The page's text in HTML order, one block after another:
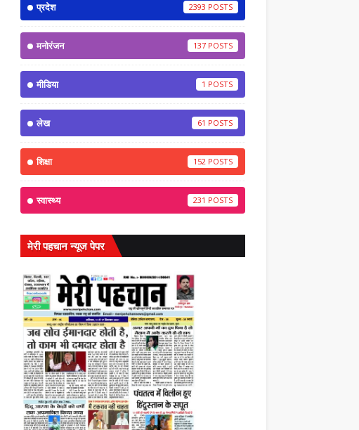
प्रदेश 2393
मनोरंजन 137
मीडिया 1
लेख 61
शिक्षा 152
स्वास्थ्य 231
मेरी पहचान न्यूज पेपर